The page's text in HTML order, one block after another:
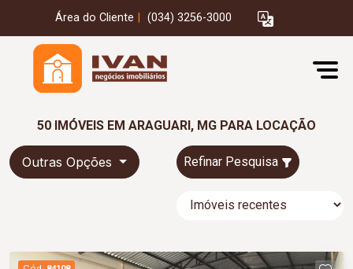
Área do Cliente (034) 3256-3000
50 IMÓVEIS EM ARAGUARI, MG PARA LOCAÇÃO
Outras Opções Refinar Pesquisa